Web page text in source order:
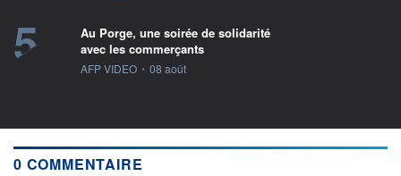
5
Au Porge, une soirée de solidarité
avec les commerçants
information fournie par
AFP VIDEO • 08 août
0 COMMENTAIRE